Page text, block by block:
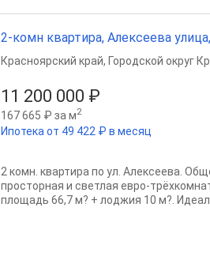
2-комн квартира, Алексеева
11 200 000 ₽
167 665 ₽ за м2
Ипотека от 49 422 ₽ в месяц
Красноярский край, Городской округ
2 комн. квартира по ул. Алексеева.
просторная и светлая евро-
площадь 66,7 м? + лоджия 10 м?.